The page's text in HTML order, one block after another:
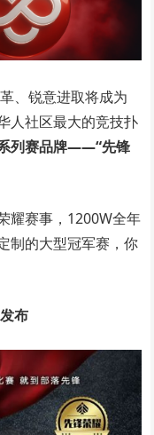
、锐意进取将成为
人社区最大的竞技扑
列赛品牌——“先锋
耀赛事，1200W全年
制的大型冠军赛，你
布